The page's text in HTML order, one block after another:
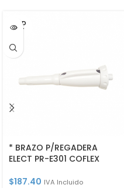
SOLD
OUT
* BRAZO P/REGADERA
ELECT PR-E301 COFLEX
$187.40 IVA Incluido